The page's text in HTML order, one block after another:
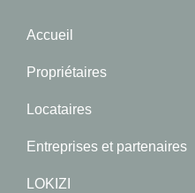
Accueil
Propriétaires
Locataires
Entreprises et partenaires
LOKIZI